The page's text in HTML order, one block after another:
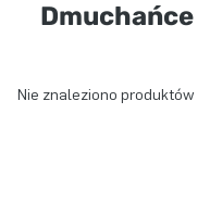
Dmuchańce
Nie znaleziono produktów